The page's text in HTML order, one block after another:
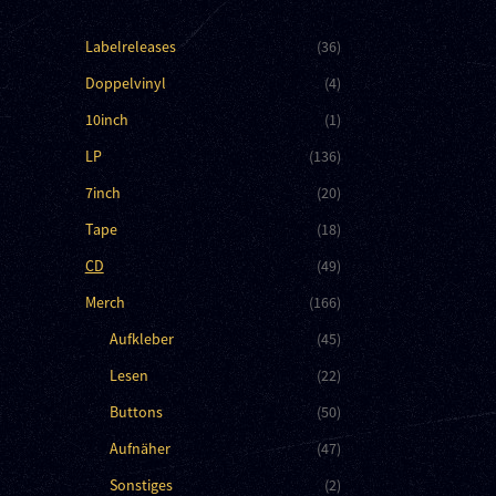
Labelreleases
(36)
Doppelvinyl
(4)
10inch
(1)
LP
(136)
7inch
(20)
Tape
(18)
CD
(49)
Merch
(166)
Aufkleber
(45)
Lesen
(22)
Buttons
(50)
Aufnäher
(47)
Sonstiges
(2)